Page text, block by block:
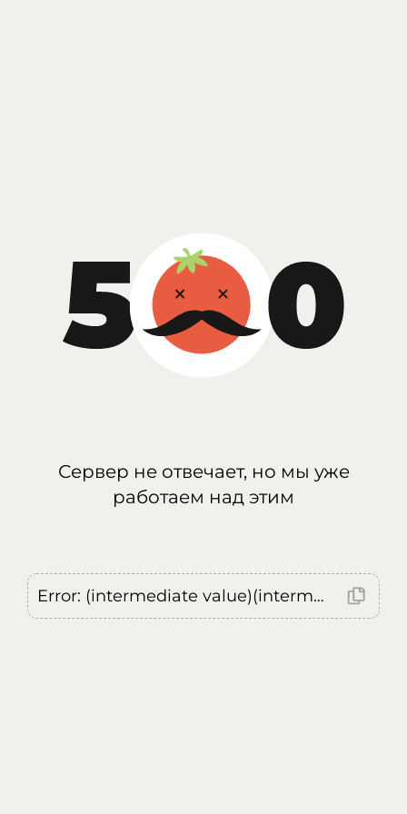
Сервер не отвечает, но мы уже
работаем над этим
Error: (intermediate value)(intermediate value)(intermediate value).replaceAll is not a function